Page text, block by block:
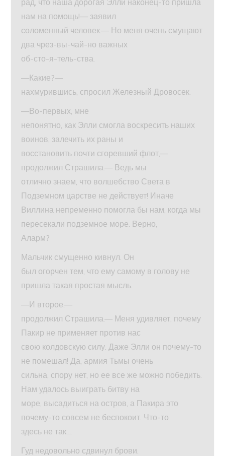
нам на помощь!— заявил
соломенный человек.— Но меня очень смущают
два чрез-вы-чай-но важных
об-сто-я-тель-ства.
—Какие?—
нахмурившись, спросил Железный Дровосек.
—Во-первых, мне
непонятно, как Элли смогла воскресить наших
воинов, залечить их раны и
восстановить почти сгоревший флот,—
продолжил Страшила.— Ведь мы
отлично знаем, что волшебство Света в
Подземном царстве не действует! Иначе
Виллина непременно помогла бы нам, когда мы
пересекали подземное море. Верно,
Аларм?
Мальчик смущенно кивнул. Он
был огорчен тем, что ему самому в голову не
пришла такая простая мысль.
—И второе,—
продолжил Страшила.— Меня удивляет, почему
Пакир не применяет против нас
свою колдовскую силу. Даже Элли он почему-то
не помешал! Да, армия Тьмы очень
сильна, спору нет, но ее все же можно победить.
Нам удалось выиграть битву на
море, высадиться на остров, а Пакира это
почему-то совсем не беспокоит. Что-то
здесь не так…
Гуд недовольно сдвинул брови.